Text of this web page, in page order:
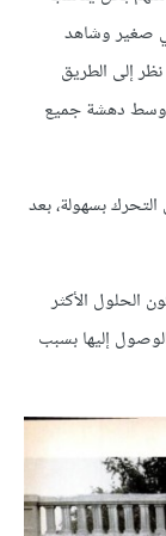
صغير وشاهد
إلى الطريق
وسط دهشة جميع
بسهولة، بعد
الحلول الأكثر
إليها بسبب